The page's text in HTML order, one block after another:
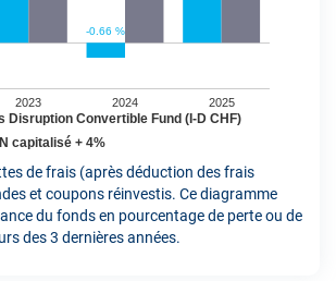
de frais (après déduction des frais
et coupons réinvestis. Ce diagramme
du fonds en pourcentage de perte ou de
des 3 dernières années.